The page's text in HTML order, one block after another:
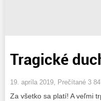
Tragické
19. apríla 2019, Prečítané 3
Za všetko sa platí! A veľmi